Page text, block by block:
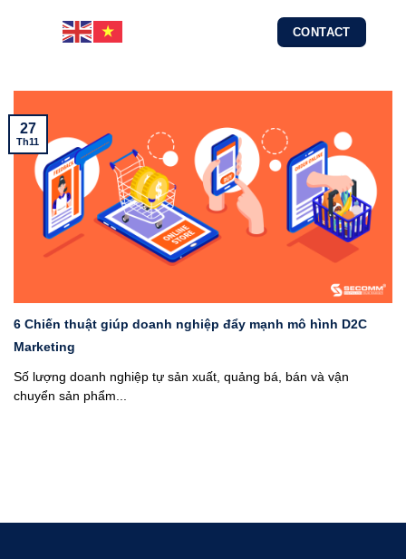
CONTACT
6 Chiến thuật giúp doanh nghiệp đẩy mạnh mô hình D2C
Marketing
Số lượng doanh nghiệp tự sản xuất, quảng bá, bán và vận
chuyển sản phẩm...
27
Th11